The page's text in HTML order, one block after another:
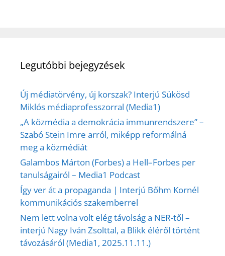
Legutóbbi bejegyzések
Új médiatörvény, új korszak? Interjú Sükösd
Miklós médiaprofesszorral (Media1)
„A közmédia a demokrácia immunrendszere” –
Szabó Stein Imre arról, miképp reformálná
meg a közmédiát
Galambos Márton (Forbes) a Hell–Forbes per
tanulságairól – Media1 Podcast
Így ver át a propaganda | Interjú Bőhm Kornél
kommunikációs szakemberrel
Nem lett volna volt elég távolság a NER-től –
interjú Nagy Iván Zsolttal, a Blikk éléről történt
távozásáról (Media1, 2025.11.11.)